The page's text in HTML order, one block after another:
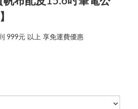
999元 以上 享免運費優惠